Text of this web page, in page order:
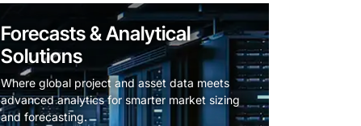
Forecasts & Analytical
Solutions
Where global project and asset data meets
advanced analytics for smarter market sizing
and forecasting.